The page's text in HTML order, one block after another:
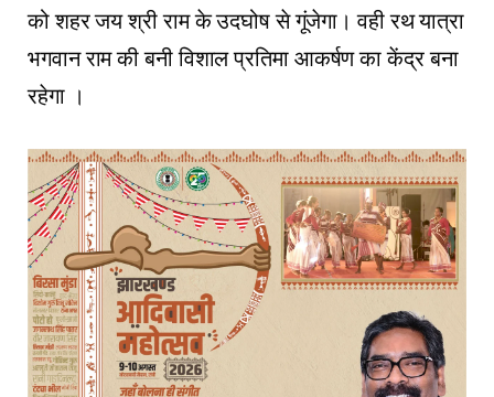
को शहर जय श्री राम के उदघोष से गूंजेगा। वही रथ यात्रा
भगवान राम की बनी विशाल प्रतिमा आकर्षण का केंद्र बना
रहेगा ।